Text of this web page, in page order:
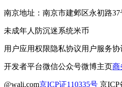
南京地址：南京市建邺区永初路
未成年人防沉迷系统米币
用户应用权限隐私协议用户服务协
开发者平台微信公众号微博主页商
@wali.com京ICP证110335号 京ICP